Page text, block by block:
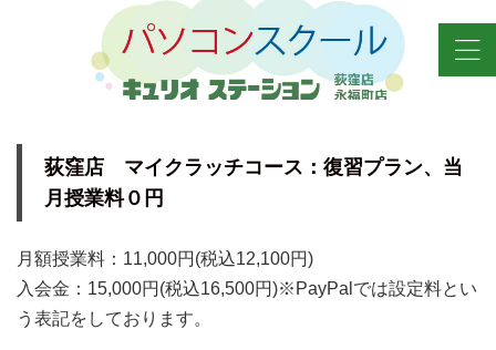
荻窪店 マイクラッチコース：復習プラン、当
月授業料０円
月額授業料：11,000円(税込12,100円)
入会金：15,000円(税込16,500円)※PayPalでは設定料とい
う表記をしております。